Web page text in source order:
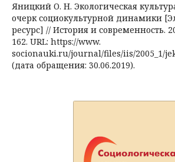
Яницкий О. Н. Экологическая
очерк социокультурной динамики
ресурс] // История и современность.
162. URL: https://www.
socionauki.ru/journal/files/iis/2005_1/
(дата обращения: 30.06.2019).